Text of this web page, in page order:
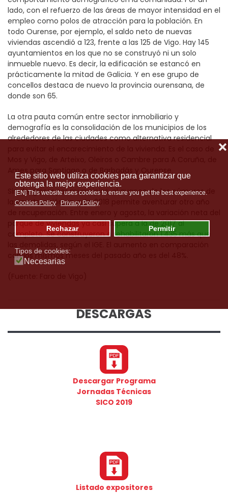
Este sitio web utiliza cookies para garantizar que
obtenga la mejor experiencia.
[EN] This website uses cookies to ensure you get the best experience.
Cookies Policy
Privacy Policy
Rechazar Permitir
❌
Tipos de cookies:
Necesarias
lado, con el refuerzo de las áreas de mayor intensidad en el
empleo como polos de atracción para la población. En
todo Ourense, por ejemplo, el saldo neto de nuevas
viviendas ascendió a 123, frente a las 125 de Vigo. Hay 145
ayuntamientos en los que no se construyó ni un solo
inmueble nuevo. Es decir, la edificación se estancó en
prácticamente la mitad de Galicia. Y en ese grupo de
concellos destaca de nuevo la provincia ourensana, de
donde son 65.
La otra pauta común entre sector inmobiliario y
demografía es la consolidación de los municipios de los
alrededores de las ciudades como alternativa residencial
Ames para Santiago o de Barbadás y Ourense.
Sin desglosar por municipios, el avance de los números de
la construcción en este 2018 permite aventurar otro año
parque de viviendas ya casi supera a la de 2017 al
completo. Se construyeron o rehabilitaron 1.435 más que
con los mismos meses del pasado año es del 48%.
DESCARGAS
Descargar Programa
Jornadas Técnicas
SICO 2019
Listado expositores